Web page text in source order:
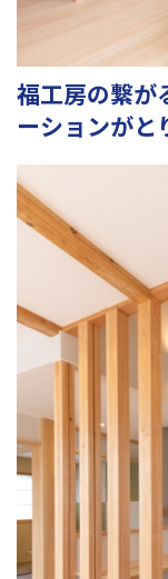
福工房の繋が
ーションがと